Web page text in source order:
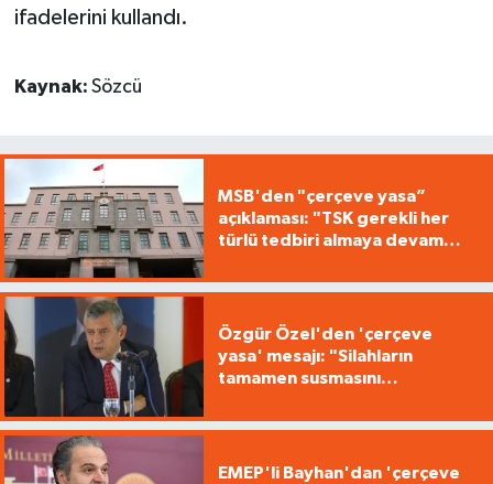
ifadelerini kullandı.
Kaynak: Sözcü
MSB'den "çerçeve yasa”
açıklaması: "TSK gerekli her
türlü tedbiri almaya devam
Özgür Özel'den 'çerçeve
yasa' mesajı: "Silahların
tamamen susmasını
EMEP'li Bayhan'dan 'çerçeve